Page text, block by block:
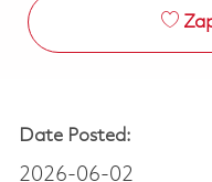
Date Posted:
2026-06-02